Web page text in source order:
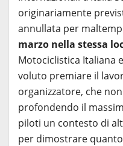
originariamente
annullata per
marzo nella stessa
Motociclistica Italiana
voluto premiare il
organizzatore, che
profondendo il
piloti un contesto di
per dimostrare